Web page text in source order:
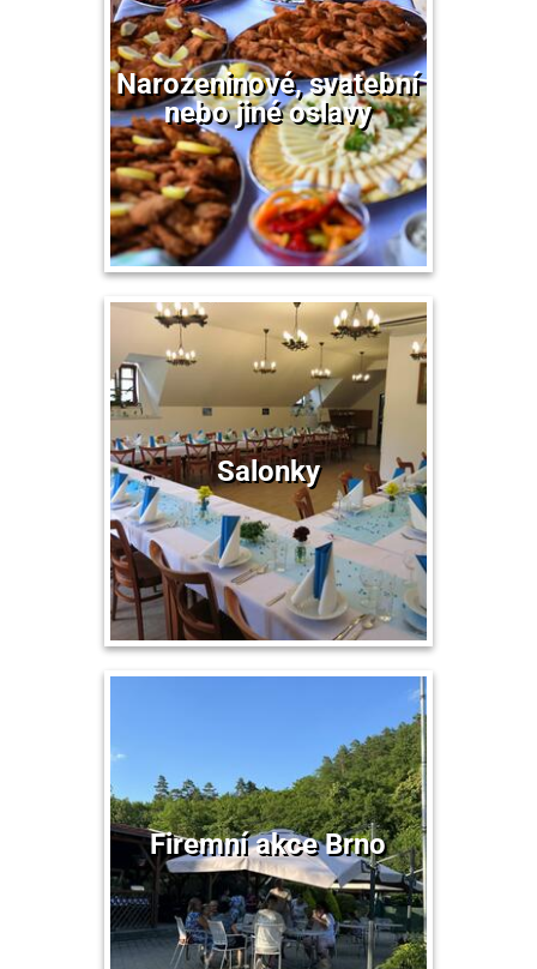
Narozeninové, svatební
nebo jiné oslavy
Salonky
Firemní akce Brno